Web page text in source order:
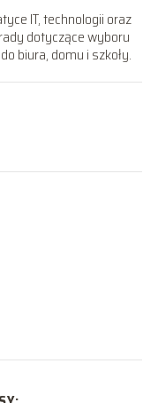
IT, technologii oraz
dotyczące wyboru
biura, domu i szkoły.